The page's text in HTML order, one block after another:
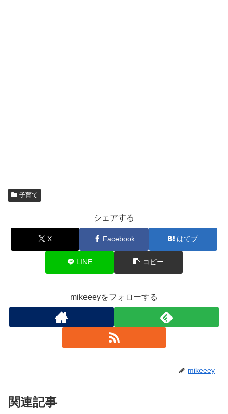
子育て
シェアする
X Facebook はてブ
LINE コピー
mikeeeyをフォローする
mikeeey
関連記事